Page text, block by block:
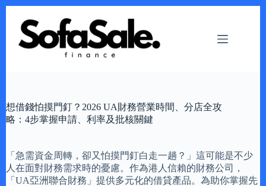
content
想借錢怕摸門釘？2026 UA財務營業時間、分店全攻
略：4步掌握申請、利率及批核關鍵
「急需資金周轉，卻又怕摸門釘白走一趟？」這可能是不少
人在面對財務需求時的憂慮。作為港人信賴的財務公司，
「UA亞洲聯合財務」提供多元化的借貸產品。為助你掌握先